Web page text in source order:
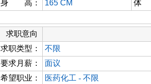
身 高：
165 CM 体
求职意向
求职类型：
不限
要求月薪：
面议
希望职业：
医药化工 - 不限